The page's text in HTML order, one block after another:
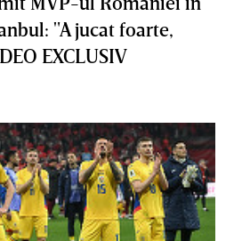
"A jucat foarte,
EXCLUSIV